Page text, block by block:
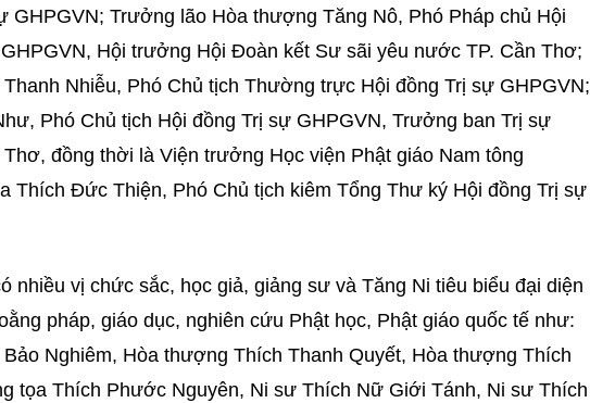
GHPGVN; Trưởng lão Hòa thượng Tăng Nô, Phó Pháp chủ Hội
Hội trưởng Hội Đoàn kết Sư sãi yêu nước TP. Cần Thơ;
Nhiễu, Phó Chủ tịch Thường trực Hội đồng Trị sự GHPGVN;
Phó Chủ tịch Hội đồng Trị sự GHPGVN, Trưởng ban Trị sự
Thơ, đồng thời là Viện trưởng Học viện Phật giáo Nam tông
Thích Đức Thiện, Phó Chủ tịch kiêm Tổng Thư ký Hội đồng Trị sự
nhiều vị chức sắc, học giả, giảng sư và Tăng Ni tiêu biểu đại diện
pháp, giáo dục, nghiên cứu Phật học, Phật giáo quốc tế như:
Nghiêm, Hòa thượng Thích Thanh Quyết, Hòa thượng Thích
tọa Thích Phước Nguyên, Ni sư Thích Nữ Giới Tánh, Ni sư Thích